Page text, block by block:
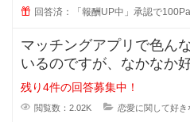
回答済：「報酬UP中」承認で
マッチングアプリで色ん
いるのですが、なかなか
ません。 好きになる人って
残り4件の回答募集中！
閲覧数：2.02K 恋愛に関して好